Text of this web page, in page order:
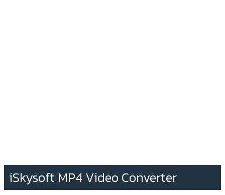
iSkysoft MP4 Video Converter